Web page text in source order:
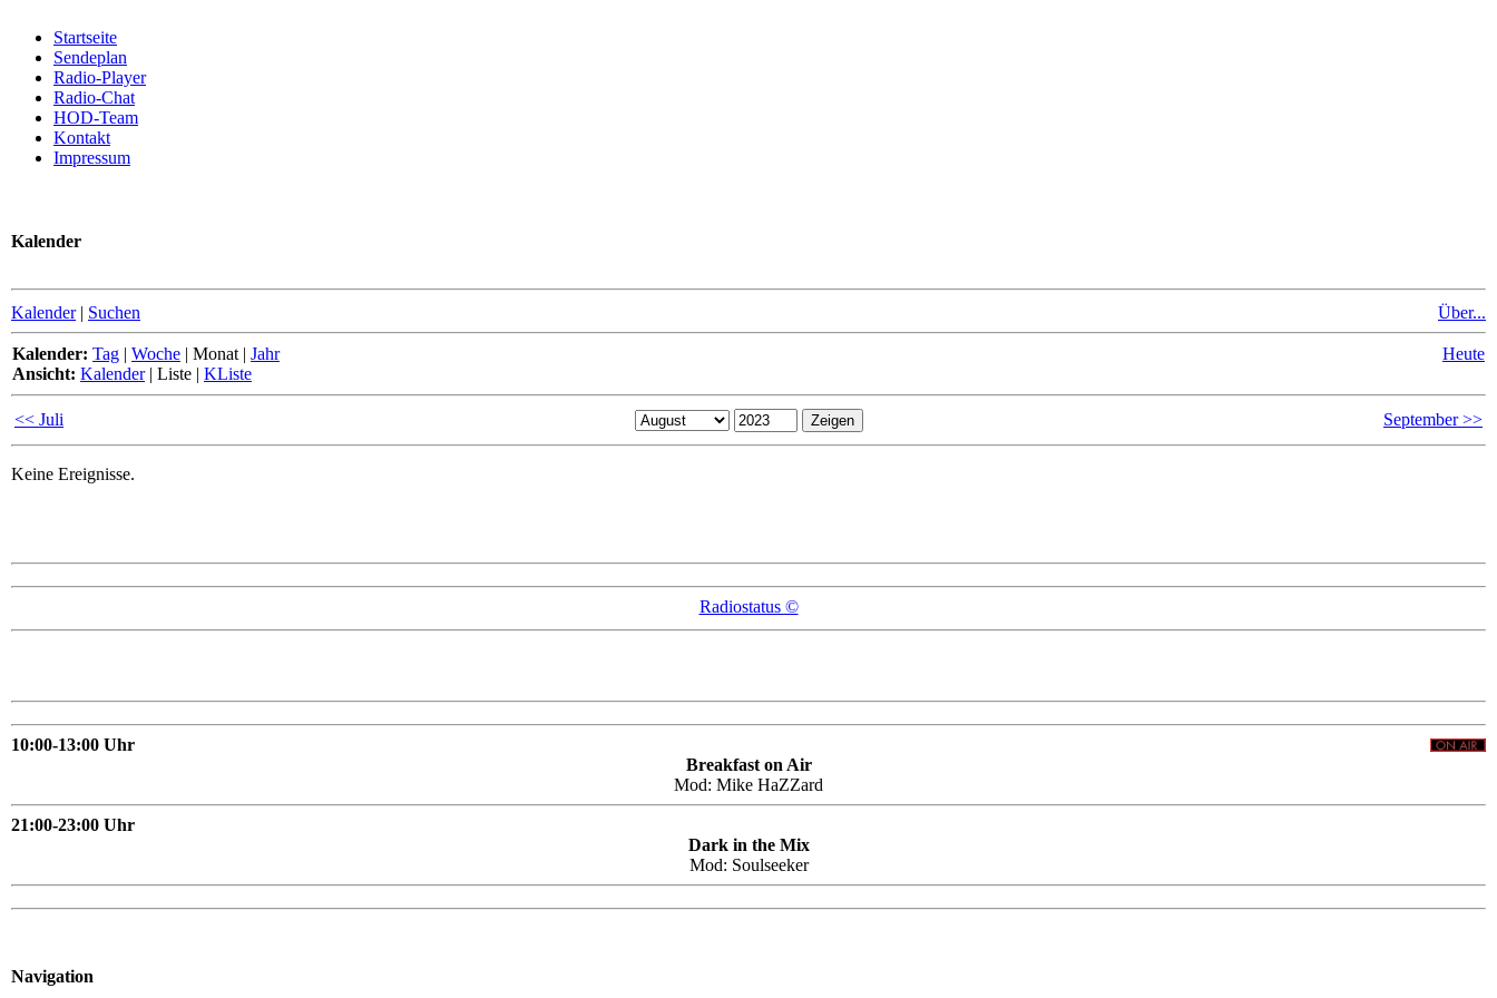
Startseite
Sendeplan
Radio-Player
Radio-Chat
HOD-Team
Kontakt
Impressum
Kalender
Kalender | Suchen Über...
Kalender: Tag | Woche | Monat | Jahr
Ansicht: Kalender| Liste | KListe
Heute
<< Juli September >>
Keine Ereignisse.
Radiostatus ©
10:00-13:00 Uhr
Breakfast on Air
Mod: Mike HaZZard
21:00-23:00 Uhr
Dark in the Mix
Mod: Soulseeker
Navigation